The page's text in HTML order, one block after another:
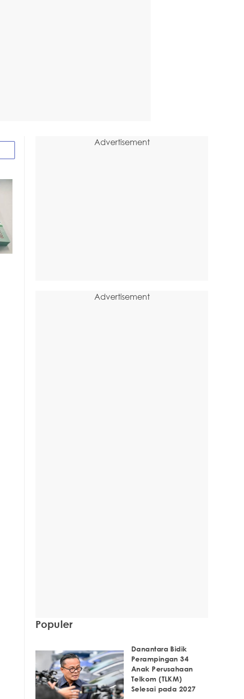
Advertisement
Advertisement
Populer
Danantara Bidik
Perampingan 34
Anak Perusahaan
Telkom (TLKM)
Selesai pada 2027